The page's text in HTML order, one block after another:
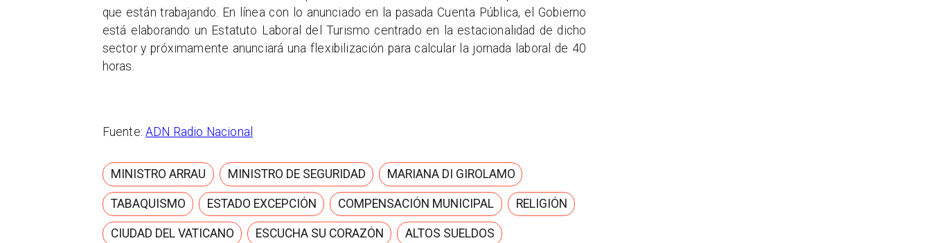
que están trabajando. En línea con lo anunciado en la pasada Cuenta Pública, el Gobierno
está elaborando un Estatuto Laboral del Turismo centrado en la estacionalidad de dicho
sector y próximamente anunciará una flexibilización para calcular la jornada laboral de 40
horas.
Fuente:ADN Radio Nacional
MINISTRO ARRAU MINISTRO DE SEGURIDAD MARIANA DI GIROLAMO
TABAQUISMO ESTADO EXCEPCIÓN COMPENSACIÓN MUNICIPAL RELIGIÓN
CIUDAD DEL VATICANO ESCUCHA SU CORAZÓN ALTOS SUELDOS